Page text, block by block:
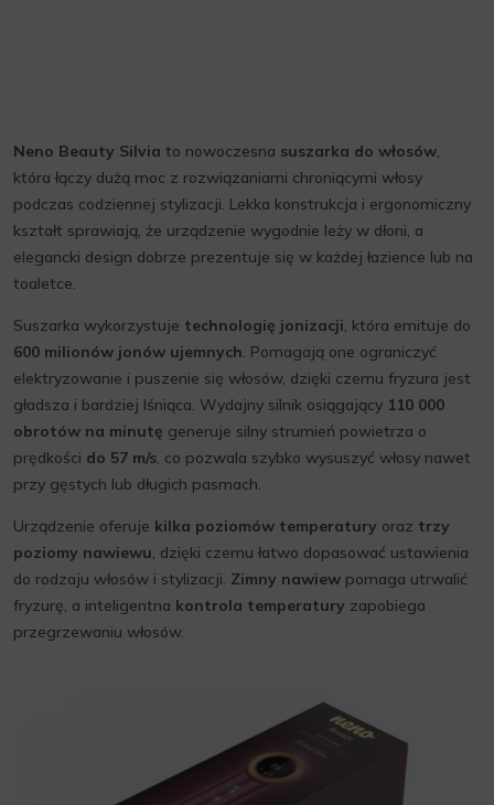
Neno Beauty Silvia to nowoczesna suszarka do włosów,
która łączy dużą moc z rozwiązaniami chroniącymi włosy
podczas codziennej stylizacji. Lekka konstrukcja i ergonomiczny
kształt sprawiają, że urządzenie wygodnie leży w dłoni, a
elegancki design dobrze prezentuje się w każdej łazience lub na
toaletce.
Suszarka wykorzystuje technologię jonizacji, która emituje do
600 milionów jonów ujemnych. Pomagają one ograniczyć
elektryzowanie i puszenie się włosów, dzięki czemu fryzura jest
gładsza i bardziej lśniąca. Wydajny silnik osiągający 110 000
obrotów na minutę generuje silny strumień powietrza o
prędkości do 57 m/s, co pozwala szybko wysuszyć włosy nawet
przy gęstych lub długich pasmach.
Urządzenie oferuje kilka poziomów temperatury oraz trzy
poziomy nawiewu, dzięki czemu łatwo dopasować ustawienia
do rodzaju włosów i stylizacji. Zimny nawiew pomaga utrwalić
fryzurę, a inteligentna kontrola temperatury zapobiega
przegrzewaniu włosów.